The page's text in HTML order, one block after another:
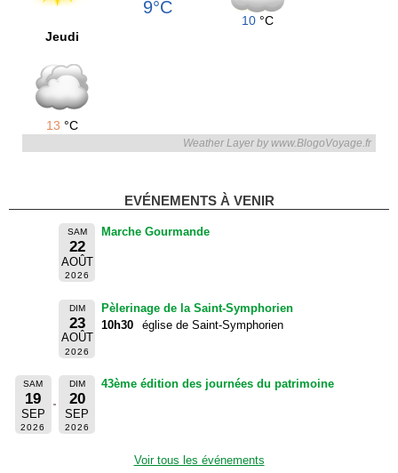
9°C
10 °C
Jeudi
13 °C
Weather Layer by www.BlogoVoyage.fr
EVÉNEMENTS À VENIR
SAM
22
AOÛT
2026
Marche Gourmande
DIM
23
AOÛT
2026
Pèlerinage de la Saint-Symphorien
10h30
église de Saint-Symphorien
SAM
19
SEP
2026
DIM
20
SEP
2026
43ème édition des journées du patrimoine
Voir tous les événements